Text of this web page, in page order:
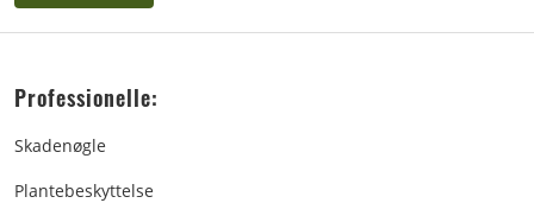
Professionelle:
Skadenøgle
Plantebeskyttelse